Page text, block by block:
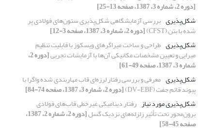
[دوره 2، شماره 3، 1387، صفحه 13-25]
شکل‌پذیری بررسی آزمایشگاهی شکل‌پذیری ستون‌های فولادی پر
شده با بتن (CFST)
[دوره 2، شماره 3، 1387، صفحه 3-12]
شکل‌پذیری طراحی و ساخت میراگرهای ویسکوز با قابلیت تنظیم
میرایی و تعیین مشخصات مکانیکی آن‌ها با آزمایشات تجربی [دوره 2،
شماره 3، 1387، صفحه 49-61]
شکل‌پذیری معرفی و بررسی رفتار لرزه‌ای قاب مهاربندی شده واگرا با
پیوند قائم جفت (DV-EBF)
[دوره 2، شماره 3، 1387، صفحه 74-84]
شکل‌پذیری مورد نیاز رفتار دینامیکی غیرخطی قاب‌های فولادی
برون‌محور تحت تأثیر زلزله‌های نزدیک گسل [دوره 2، شماره 2، 1387،
صفحه 45-58]